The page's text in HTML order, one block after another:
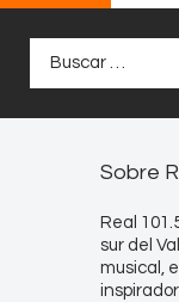
Sobre
Real
sur del
musical,